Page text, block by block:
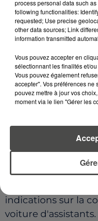
jusqu'à 130 km/h
habituellement à
la circulation
caravane de la
impressionnante.
peine le temps de
la course sur un
Une autre
Pontivy, en même
assistants. Ils sont
pour ravitailler les
indications sur la
voiture
process personal data such
following functionalities:
requested; Use precise
other data sources; Link
information transmitted
Vous pouvez accepter en
sélectionnant les finalités et/
Vous pouvez également
accepter". Vos préférences
pouvez mettre à jour vos
moment via le lien "Gérer les